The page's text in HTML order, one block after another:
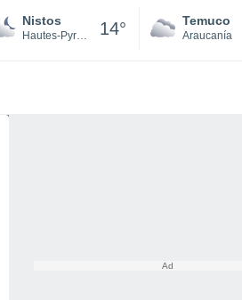
Nistos
Hautes-Pyrénées 14° Temuco
Araucanía